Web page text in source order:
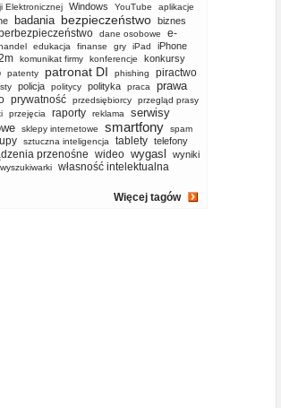
Elektronicznej Windows YouTube aplikacje
badania bezpieczeństwo biznes
dane osobowe
e-
edukacja finanse gry iPad iPhone
komunikat firmy konferencje konkursy
patenty patronat DI phishing piractwo
policja politycy polityka praca
prawa
prywatność przedsiębiorcy
przegląd prasy
przejęcia raporty reklama
serwisy
sklepy internetowe smartfony
spam
sztuczna inteligencja tablety telefony
przenośne wideo wygasl
wyniki
wyszukiwarki własność intelektualna
Więcej tagów